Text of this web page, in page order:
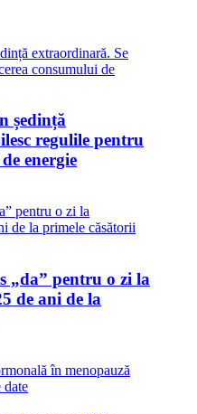
ședință
regulile pentru
energie
„da” pentru o zi la
de ani de la